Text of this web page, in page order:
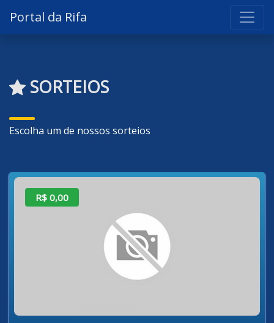
Portal da Rifa
SORTEIOS
Escolha um de nossos sorteios
R$ 0,00